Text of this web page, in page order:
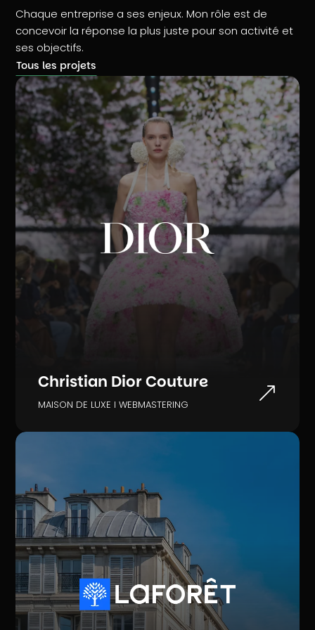
Chaque entreprise a ses enjeux. Mon rôle est de
concevoir la réponse la plus juste pour son activité et
ses objectifs.
Tous les projets
Christian Dior Couture
MAISON DE LUXE I WEBMASTERING
&